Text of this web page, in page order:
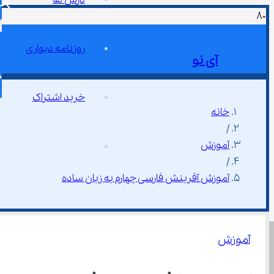
آی نو
روزنامه دیواری
خرید اشتراک
خانه
/
آموزش
/
آموزش آفرینش فارسی چهارم به زبان ساده
آموزش